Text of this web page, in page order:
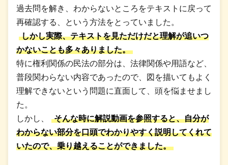
過去問を解き、わからないところをテキストに戻って
再確認する、という方法をとっていました。
しかし実際、テキストを見ただけだと理解が追いつ
かないことも多々ありました。
特に権利関係の民法の部分は、法律関係や用語など、
普段関わらない内容であったので、図を描いてもよく
理解できないという問題に直面して、頭を悩ませまし
た。
しかし、
そんな時に解説動画を参照すると、自分が
わからない部分を口頭でわかりやすく説明してくれて
いたので、乗り越えることができました。